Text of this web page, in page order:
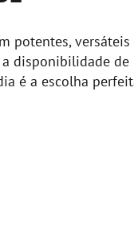
potentes,
disponibilidade de
é a escolha